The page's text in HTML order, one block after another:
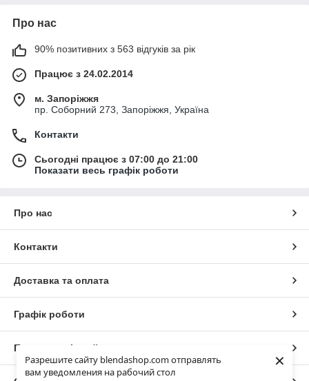
Разрешите сайту blendashop.com отправлять
вам уведомления на рабочий стол
×
Про нас
90% позитивних з 563 відгуків за рік
Працює з 24.02.2014
м. Запоріжжя
пр. Соборний 273, Запоріжжя, Україна
Контакти
Сьогодні працює з 07:00 до 21:00
Показати весь графік роботи
Про нас
Контакти
Доставка та оплата
Графік роботи
Повна версія сайту